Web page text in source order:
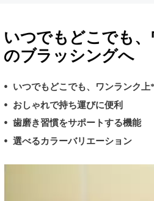
いつでもどこでも
のブラッシングへ
いつでもどこでも、ワンランク上
おしゃれで持ち運びに便利
歯磨き習慣をサポートする機能
選べるカラーバリエーション